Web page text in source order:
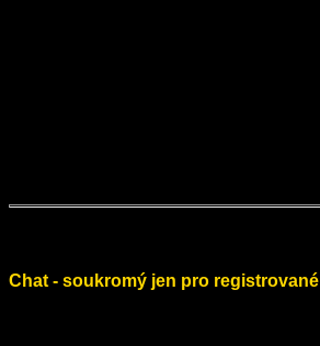
Chat - soukromý jen pro registrované